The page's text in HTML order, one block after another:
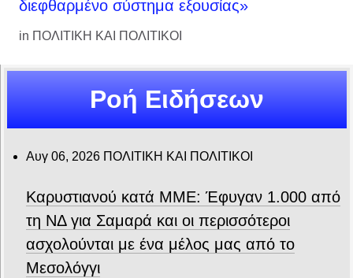
διεφθαρμένο σύστημα εξουσίας»
in ΠΟΛΙΤΙΚΗ ΚΑΙ ΠΟΛΙΤΙΚΟΙ
Ροή Ειδήσεων
Αυγ 06, 2026 ΠΟΛΙΤΙΚΗ ΚΑΙ ΠΟΛΙΤΙΚΟΙ
Καρυστιανού κατά ΜΜΕ: Έφυγαν 1.000 από
τη ΝΔ για Σαμαρά και οι περισσότεροι
ασχολούνται με ένα μέλος μας από το
Μεσολόγγι